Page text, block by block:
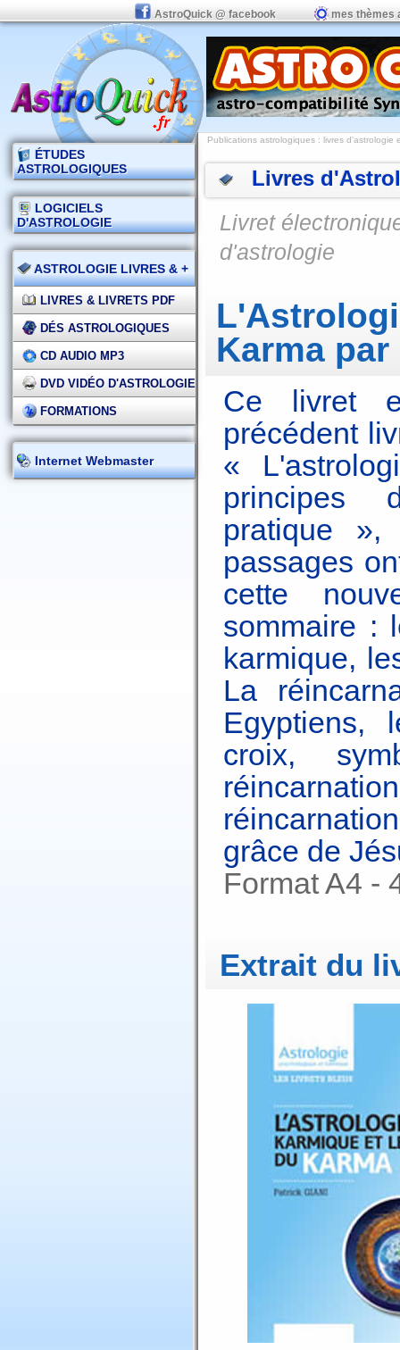
AstroQuick @ facebook mes thèmes
ÉTUDES
ASTROLOGIQUES
LOGICIELS
D'ASTROLOGIE
ASTROLOGIE LIVRES & +
LIVRES & LIVRETS PDF
DÉS ASTROLOGIQUES
CD AUDIO MP3
DVD VIDÉO D'ASTROLOGIE
FORMATIONS
Internet Webmaster
Publications astrologiques : livres d'astrologie
Livres
Livret
d'astrologie
Karma par
Ce livret
précédent
«
pratique »,
passages
cette
sommaire :
karmique,
La
Egyptiens,
croix,
grâce de
Format A4 -
Extrait du